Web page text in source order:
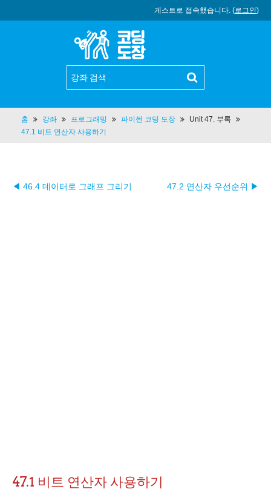
게스트로 접속했습니다. (로그인)
홈 강좌 프로그래밍 파이썬 코딩 도장
Unit 47. 부록
47.1 비트 연산자 사용하기
◀ 46.4 데이터로 그래프 그리기 47.2 연산자 우선순위 ▶︎
47.1 비트 연산자 사용하기